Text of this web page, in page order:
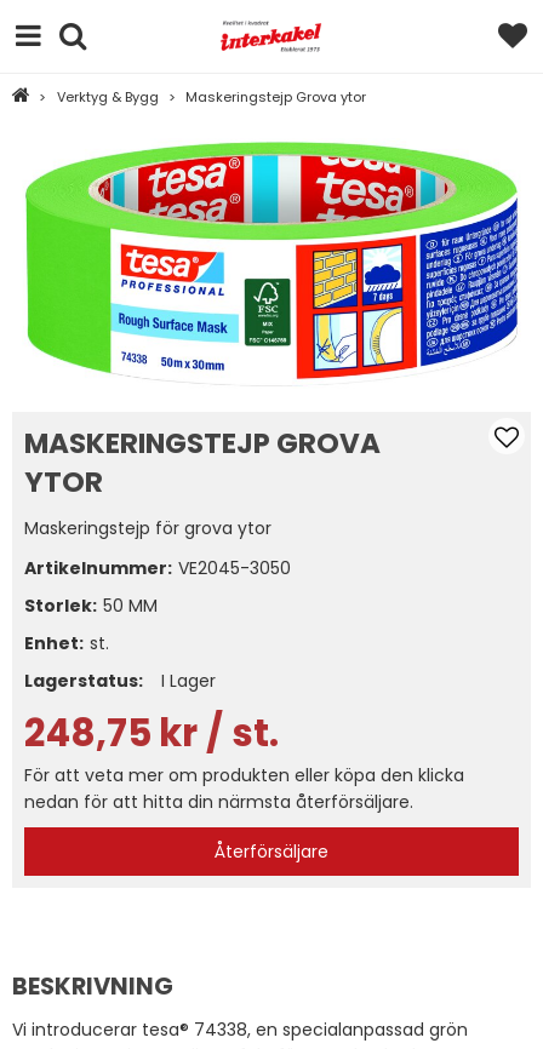
> Verktyg & Bygg > Maskeringstejp Grova ytor
MASKERINGSTEJP GROVA
YTOR
Maskeringstejp för grova ytor
Artikelnummer: VE2045-3050
Storlek 50 MM
Enhet: st.
Lagerstatus:
I Lager
248,75 kr/ st.
För att veta mer om produkten eller köpa den klicka
nedan för att hitta din närmsta återförsäljare.
Återförsäljare
BESKRIVNING
Vi introducerar tesa® 74338, en specialanpassad grön